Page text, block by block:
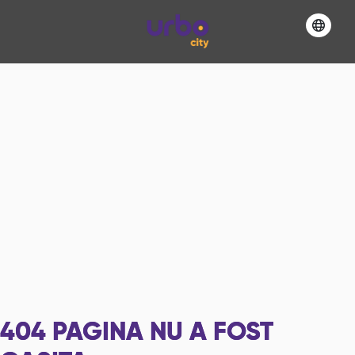
404 PAGINA NU A FOST